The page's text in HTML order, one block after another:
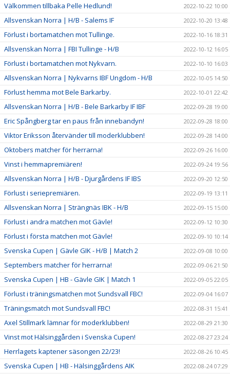
Välkommen tillbaka Pelle Hedlund! 2022-10-22 10:00
Allsvenskan Norra | H/B - Salems IF 2022-10-20 13:48
Förlust i bortamatchen mot Tullinge. 2022-10-16 18:31
Allsvenskan Norra | FBI Tullinge - H/B 2022-10-12 16:05
Förlust i bortamatchen mot Nykvarn. 2022-10-10 16:03
Allsvenskan Norra | Nykvarns IBF Ungdom - H/B 2022-10-05 14:50
Förlust hemma mot Bele Barkarby. 2022-10-01 22:42
Allsvenskan Norra | H/B - Bele Barkarby IF IBF 2022-09-28 19:00
Eric Spångberg tar en paus från innebandyn! 2022-09-28 18:00
Viktor Eriksson återvänder till moderklubben! 2022-09-28 14:00
Oktobers matcher för herrarna! 2022-09-26 16:00
Vinst i hemmapremiären! 2022-09-24 19:56
Allsvenskan Norra | H/B - Djurgårdens IF IBS 2022-09-20 12:50
Förlust i seriepremiären. 2022-09-19 13:11
Allsvenskan Norra | Strängnäs IBK - H/B 2022-09-15 15:00
Förlust i andra matchen mot Gävle! 2022-09-12 10:30
Förlust i första matchen mot Gävle! 2022-09-10 10:14
Svenska Cupen | Gävle GIK - H/B | Match 2 2022-09-08 10:00
Septembers matcher för herrarna! 2022-09-06 21:50
Svenska Cupen | HB - Gävle GIK | Match 1 2022-09-05 22:05
Förlust i träningsmatchen mot Sundsvall FBC! 2022-09-04 16:07
Träningsmatch mot Sundsvall FBC! 2022-08-31 15:41
Axel Stillmark lämnar för moderklubben! 2022-08-29 21:30
Vinst mot Hälsinggården i Svenska Cupen! 2022-08-27 23:24
Herrlagets kaptener säsongen 22/23! 2022-08-26 10:45
Svenska Cupen | HB - Hälsinggårdens AIK 2022-08-24 07:29